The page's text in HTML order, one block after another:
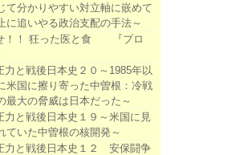
て分かりやすい対立軸に嵌めて
に追いやる政治支配の手法～
！！ 狂った医と食 『プロ
力と戦後日本史２０～1985年以
米国に擦り寄った中曽根：冷戦
最大の脅威は日本だった～
力と戦後日本史１９～米国に見
ていた中曽根の核開発～
力と戦後日本史１２ 安保闘争